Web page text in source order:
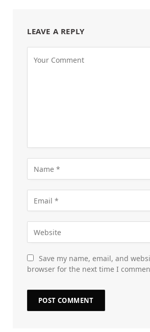
LEAVE A REPLY
Save my name, email, and
browser for the next time I